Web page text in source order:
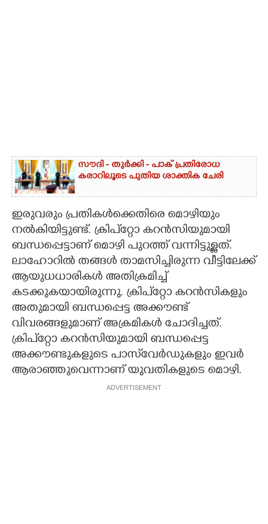
സൗദി - തുർക്കി - പാക് പ്രതിരോധ
കരാറിലൂടെ പുതിയ ശാക്തിക ചേരി
ഇരുവരും പ്രതികള്‍ക്കെതിരെ മൊഴിയും
നല്‍കിയിട്ടുണ്ട്. ക്രിപ്‌റ്റോ കറന്‍സിയുമായി
ബന്ധപ്പെട്ടാണ് മൊഴി പുറത്ത് വന്നിട്ടുള്ളത്.
ലാഹോറില്‍ തങ്ങള്‍ താമസിച്ചിരുന്ന വീട്ടിലേക്ക്
ആയുധധാരികള്‍ അതിക്രമിച്ച്
കടക്കുകയായിരുന്നു. ക്രിപ്‌റ്റോ കറന്‍സികളും
അതുമായി ബന്ധപ്പെട്ട അക്കൗണ്ട്
വിവരങ്ങളുമാണ് അക്രമികള്‍ ചോദിച്ചത്.
ക്രിപ്‌റ്റോ കറന്‍സിയുമായി ബന്ധപ്പെട്ട
അക്കൗണ്ടുകളുടെ പാസ്‌വേര്‍ഡുകളും ഇവര്‍
ആരാഞ്ഞുവെന്നാണ് യുവതികളുടെ മൊഴി.
ADVERTISEMENT